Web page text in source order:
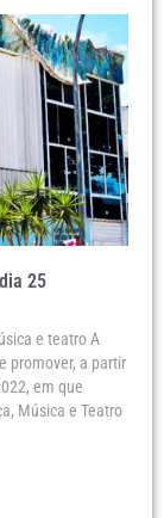
25
e teatro A
promover, a partir
em que
Música e Teatro